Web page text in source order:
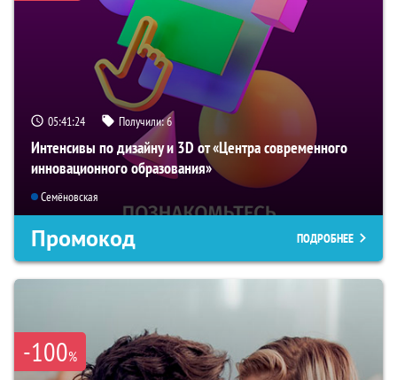
05:41:23 Получили:6
Интенсивы по дизайну и 3D от «Центра современного
инновационного образования»
Семёновская
Промокод ПОДРОБНЕЕ
-100%